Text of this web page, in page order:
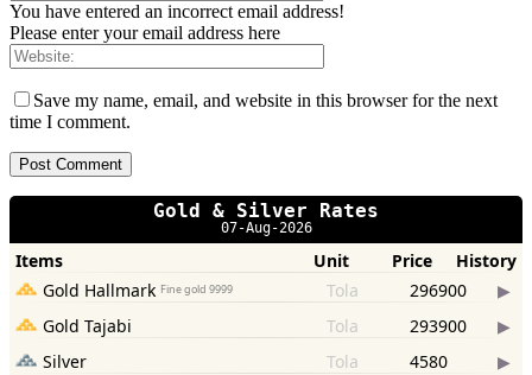
You have entered an incorrect email address!
Please enter your email address here
Save my name, email, and website in this browser for the next
time I comment.